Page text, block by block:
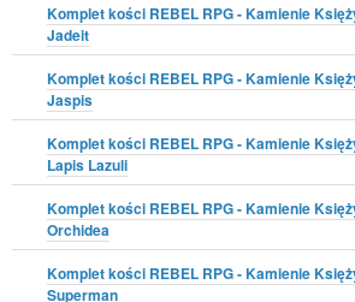
Komplet kości REBEL RPG - Kamienie
Jadeit
Komplet kości REBEL RPG - Kamienie
Jaspis
Komplet kości REBEL RPG - Kamienie
Lapis Lazuli
Komplet kości REBEL RPG - Kamienie
Orchidea
Komplet kości REBEL RPG - Kamienie
Superman